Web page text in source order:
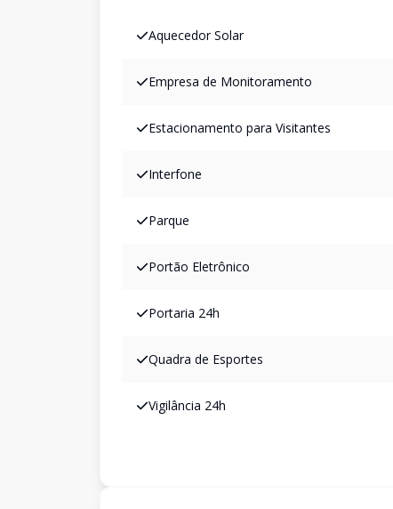
Aquecedor Solar
Empresa de Monitoramento
Estacionamento para Visitantes
Interfone
Parque
Portão Eletrônico
Portaria 24h
Quadra de Esportes
Vigilância 24h